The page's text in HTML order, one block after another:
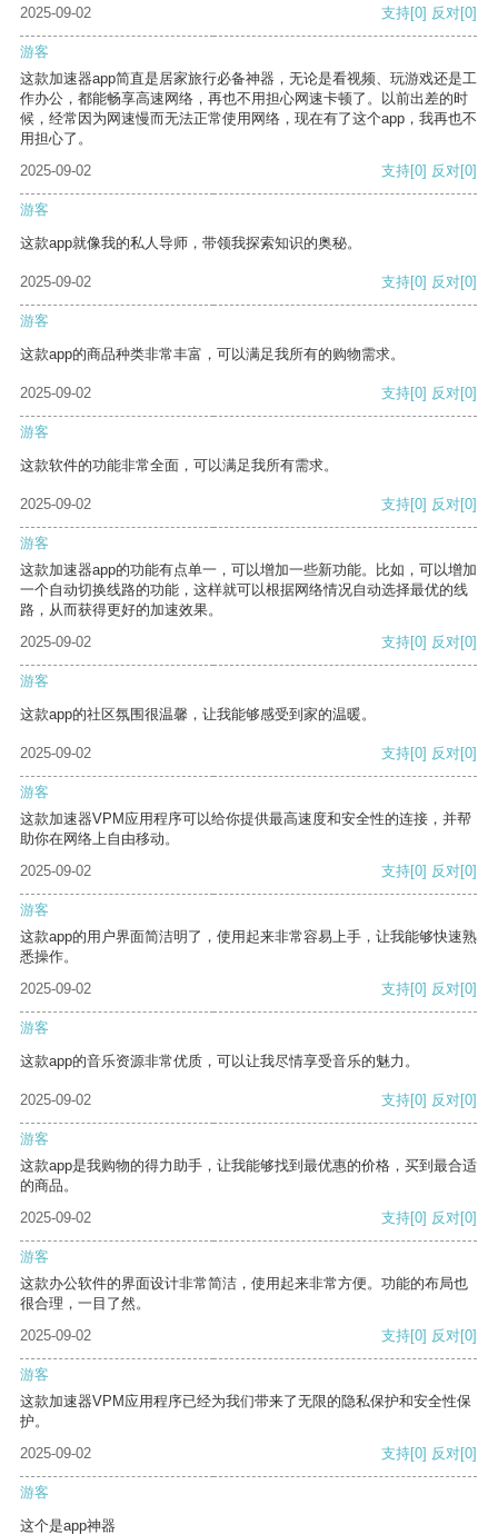
2025-09-02 支持[0] 反对[0]
游客
这款加速器app简直是居家旅行必备神器，无论是看视频、玩游戏还是工
作办公，都能畅享高速网络，再也不用担心网速卡顿了。以前出差的时
候，经常因为网速慢而无法正常使用网络，现在有了这个app，我再也不
用担心了。
2025-09-02
支持[0] 反对[0]
游客
这款app就像我的私人导师，带领我探索知识的奥秘。
2025-09-02 支持[0] 反对[0]
游客
这款app的商品种类非常丰富，可以满足我所有的购物需求。
2025-09-02 支持[0] 反对[0]
游客
这款软件的功能非常全面，可以满足我所有需求。
2025-09-02 支持[0] 反对[0]
游客
这款加速器app的功能有点单一，可以增加一些新功能。比如，可以增加
一个自动切换线路的功能，这样就可以根据网络情况自动选择最优的线
路，从而获得更好的加速效果。
2025-09-02
支持[0] 反对[0]
游客
这款app的社区氛围很温馨，让我能够感受到家的温暖。
2025-09-02 支持[0] 反对[0]
游客
这款加速器VPM应用程序可以给你提供最高速度和安全性的连接，并帮
助你在网络上自由移动。
2025-09-02
支持[0] 反对[0]
游客
这款app的用户界面简洁明了，使用起来非常容易上手，让我能够快速熟
悉操作。
2025-09-02
支持[0] 反对[0]
游客
这款app的音乐资源非常优质，可以让我尽情享受音乐的魅力。
2025-09-02 支持[0] 反对[0]
游客
这款app是我购物的得力助手，让我能够找到最优惠的价格，买到最合适
的商品。
2025-09-02
支持[0] 反对[0]
游客
这款办公软件的界面设计非常简洁，使用起来非常方便。功能的布局也
很合理，一目了然。
2025-09-02
支持[0] 反对[0]
游客
这款加速器VPM应用程序已经为我们带来了无限的隐私保护和安全性保
护。
2025-09-02
支持[0] 反对[0]
游客
这个是app神器